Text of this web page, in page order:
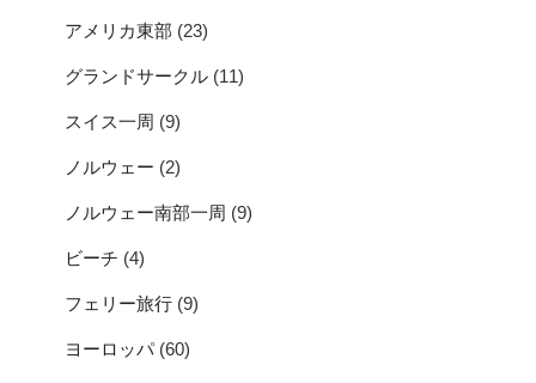
アメリカ東部 (23)
グランドサークル (11)
スイス一周 (9)
ノルウェー (2)
ノルウェー南部一周 (9)
ビーチ (4)
フェリー旅行 (9)
ヨーロッパ(60)